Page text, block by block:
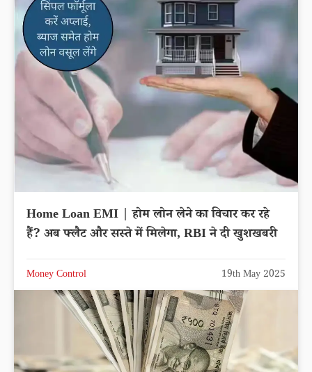
Home Loan EMI | होम लोन लेने का विचार कर रहे
हैं? अब फ्लैट और सस्ते में मिलेगा, RBI ने दी खुशखबरी
Money Control 19th May 2025